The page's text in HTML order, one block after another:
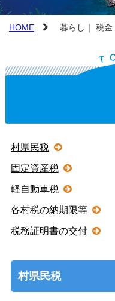
HOME 暮らし｜ 税金
村県民税
固定資産税
軽自動車税
各村税の納期限等
税務証明書の交付
村県民税